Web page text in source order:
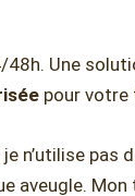
Une
pour votre
n’utilise pas
aveugle.